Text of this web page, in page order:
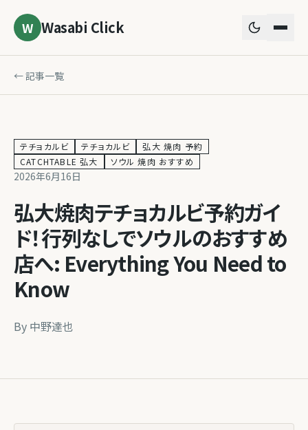
W Wasabi Click
← 記事一覧
テチョカルビ テチョカルビ
弘大 焼肉 予約
CATCHTABLE 弘大
ソウル 焼肉 おすすめ
2026年6月16日
弘大焼肉テチョカルビ予約ガイ
ド！行列なしでソウルのおすすめ
店へ: Everything You Need to
Know
By 中野達也